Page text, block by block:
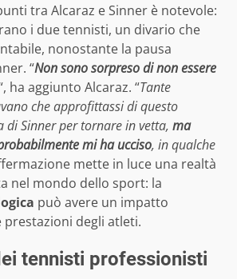
tra Alcaraz e Sinner è notevole:
i due tennisti, un divario che
nonostante la pausa
“Non sono sorpreso di non essere
ha aggiunto Alcaraz. “Tante
che approfittassi di questo
di Sinner per tornare in vetta, ma
mi ha ucciso, in qualche
mette in luce una realtà
nel mondo dello sport: la
può avere un impatto
prestazioni degli atleti.
tennisti professionisti